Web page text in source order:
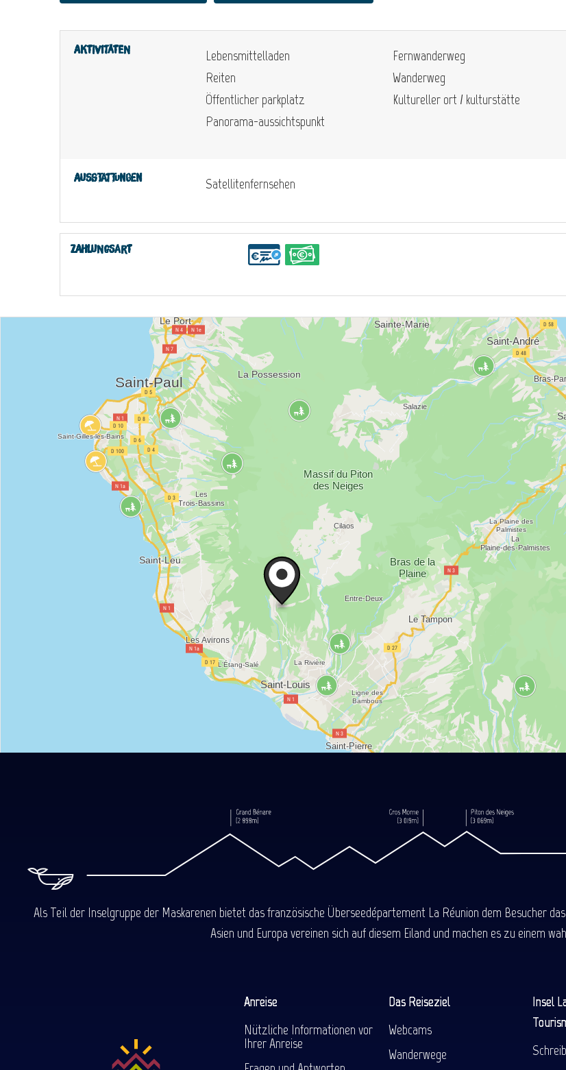
Aktivitäten
Lebensmittelladen
Reiten
Öffentlicher parkplatz
Panorama-aussichtspunkt
Fernwanderweg
Wanderweg
Kultureller ort / kulturstätte
Ausstattungen Satellitenfernsehen
Zahlungsart
Als Teil der Inselgruppe der Maskarenen bietet das französische Überseedépartement La Réunion dem Besucher
Asien und Europa vereinen sich auf diesem Eiland und machen es zu einem
Anreise
Nützliche Informationen vor
Ihrer Anreise
Das Reiseziel
Webcams
Wanderwege
Insel